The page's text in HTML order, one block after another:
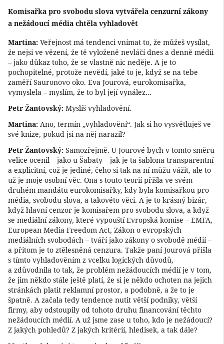
Komisařka pro svobodu slova vytvářela cenzurní zákony
a nežádoucí média chtěla vyhladovět
Martina: Veřejnost má tendenci vnímat to, že můžeš vysílat,
že nejsi ve vězení, že tě vyloženě nevláčí dnes a denně médii
– jako důkaz toho, že se vlastně nic neděje. A je to
pochopitelné, protože nevědí, jaké to je, když se na tebe
zaměří Sauronovo oko. Eva Jourová, eurokomisařka,
vymyslela – myslím, že to byl její vynález…
Petr Žantovský: Myslíš vyhladovění.
Martina: Ano, termín „vyhladovění“. Jak si ho vysvětluješ ve
své knize, pokud jsi na něj narazil?
Petr Žantovský: Samozřejmě. U Jourové bych v tomto směru
velice ocenil – jako u Šabaty – jak je ta šablona transparentní
a explicitní, což je jediné, čeho si tak na ní můžu vážit, ale to
už je moje osobní věc. Ona s touto teorií přišla ve svém
druhém mandátu eurokomisařky, kdy byla komisařkou pro
média, svobodu slova, a takovéto věci. A je to krásný bizár,
když hlavní cenzor je komisařem pro svobodu slova, a když
se mediální zákony, které vypouští Evropská komise – EMFA,
European Media Freedom Act, Zákon o evropských
mediálních svobodách – tváří jako zákony o svobodě médií –
a přitom je to ztělesněná cenzura. Takže paní Jourová přišla
s tímto vyhladověním z vcelku logických důvodů,
a zdůvodnila to tak, že problém nežádoucích médií je v tom,
že jim někdo stále ještě platí, že si je někdo ochoten na jejich
stránkách platit reklamní prostor, a podobně, a že to je
špatně. A začala tedy tendence nutit větší podniky, větší
firmy, aby odstoupily od tohoto druhu financování těchto
nežádoucích médií. A už jsme zase u toho, kdo je nežádoucí?
Z jakých pohledů? Z jakých kritérií, hledisek, a tak dále?